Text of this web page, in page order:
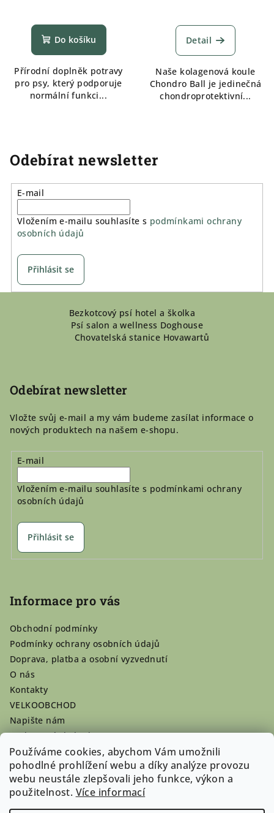
Používáme cookies, abychom Vám umožnili
pohodlné prohlížení webu a díky analýze provozu
webu neustále zlepšovali jeho funkce, výkon a
použitelnost. Více informací
Do košíku
Přírodní doplněk potravy
pro psy, který podporuje
normální funkci...
hodnocení
produktu
z
5
hvězdiček.
Detail
Naše kolagenová koule
Chondro Ball je jedinečná
chondroprotektivní...
Odebírat newsletter
E-mail
Vložením e-mailu souhlasíte s podmínkami ochrany
osobních údajů
Přihlásit se
Bezkotcový psí hotel a školka
Psí salon a wellness Doghouse
Chovatelská stanice Hovawartů
Odebírat newsletter
Vložte svůj e-mail a my vám budeme zasílat informace o
nových produktech na našem e-shopu.
E-mail
Vložením e-mailu souhlasíte s podmínkami ochrany
osobních údajů
Přihlásit se
Informace pro vás
Obchodní podmínky
Podmínky ochrany osobních údajů
Doprava, platba a osobní vyzvednutí
O nás
Kontakty
VELKOOBCHOD
Napište nám
Hodnocení obchodu
Registrace se vyplatí!
Pamlsky na míru
Nepřevzaté dobírky